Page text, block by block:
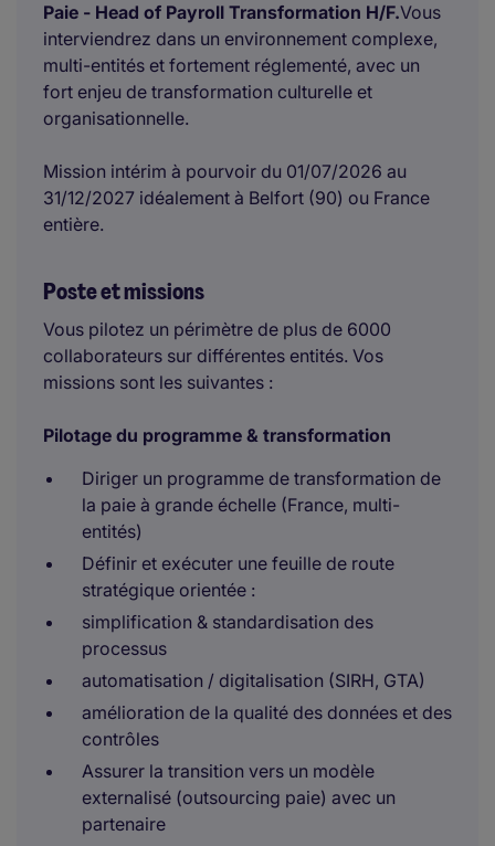
Paie - Head of Payroll Transformation H/F.Vous
interviendrez dans un environnement complexe,
multi-entités et fortement réglementé, avec un
fort enjeu de transformation culturelle et
organisationnelle.
Mission intérim à pourvoir du 01/07/2026 au
31/12/2027 idéalement à Belfort (90) ou France
entière.
Poste et missions
Vous pilotez un périmètre de plus de 6000
collaborateurs sur différentes entités. Vos
missions sont les suivantes :
Pilotage du programme & transformation
Diriger un programme de transformation de
la paie à grande échelle (France, multi-
entités)
Définir et exécuter une feuille de route
stratégique orientée :
simplification & standardisation des
processus
automatisation / digitalisation (SIRH, GTA)
amélioration de la qualité des données et des
contrôles
Assurer la transition vers un modèle
externalisé (outsourcing paie) avec un
partenaire